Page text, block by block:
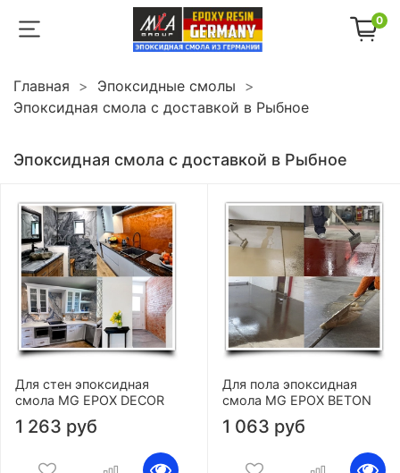
0
Главная
Эпоксидные смолы
Эпоксидная смола с доставкой в Рыбное
Эпоксидная смола с доставкой в Рыбное
Для стен эпоксидная
смола MG EPOX DECOR
1 263 руб
Для пола эпоксидная
смола MG EPOX BETON
1 063 руб